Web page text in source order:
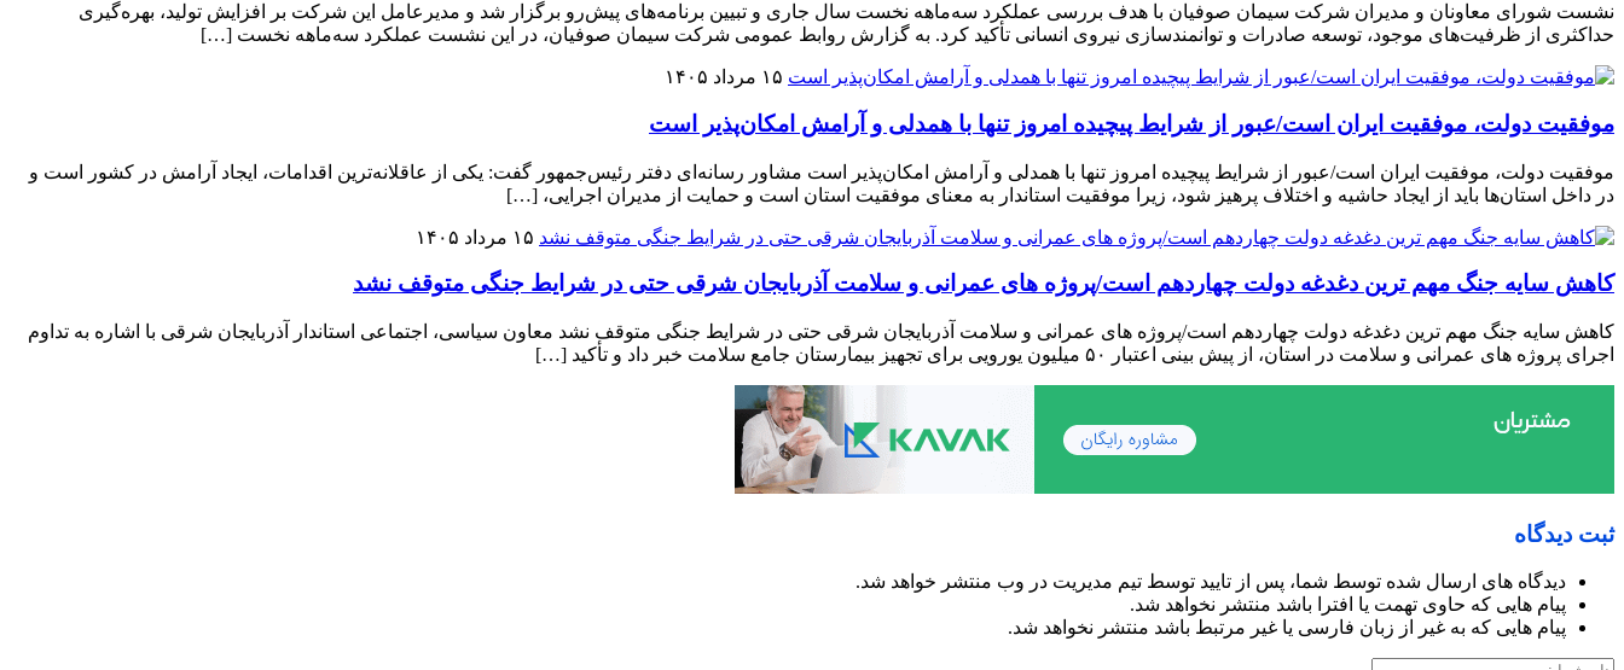
نشست شورای معاونان و مدیران شرکت سیمان صوفیان با هدف بررسی عملکرد سه‌ماهه نخست سال جاری و تبیین برنامه‌های پیش‌رو برگزار شد و مدیرعامل این شرکت بر افزایش تولید، بهره‌گیری
حداکثری از ظرفیت‌های موجود، توسعه صادرات و توانمندسازی نیروی انسانی تأکید کرد. به گزارش روابط عمومی شرکت سیمان صوفیان، در این نشست عملکرد سه‌ماهه نخست […]
۱۵ مرداد ۱۴۰۵
موفقیت دولت، موفقیت ایران است/عبور از شرایط پیچیده امروز تنها با همدلی و آرامش امکان‌پذیر است
موفقیت دولت، موفقیت ایران است/عبور از شرایط پیچیده امروز تنها با همدلی و آرامش امکان‌پذیر است مشاور رسانه‌ای دفتر رئیس‌جمهور گفت: یکی از عاقلانه‌ترین اقدامات، ایجاد آرامش در کشور است و
در داخل استان‌ها باید از ایجاد حاشیه و اختلاف پرهیز شود، زیرا موفقیت استاندار به معنای موفقیت استان است و حمایت از مدیران اجرایی، […]
۱۵ مرداد ۱۴۰۵
کاهش سایه جنگ مهم ‌ترین دغدغه دولت چهاردهم است/پروژه ‌های عمرانی و سلامت آذربایجان شرقی حتی در شرایط جنگی متوقف نشد
کاهش سایه جنگ مهم ‌ترین دغدغه دولت چهاردهم است/پروژه ‌های عمرانی و سلامت آذربایجان شرقی حتی در شرایط جنگی متوقف نشد معاون سیاسی، اجتماعی استاندار آذربایجان شرقی با اشاره به تداوم
اجرای پروژه ‌های عمرانی و سلامت در استان، از پیش ‌بینی اعتبار ۵۰ میلیون یورویی برای تجهیز بیمارستان جامع سلامت خبر داد و تأکید […]
ثبت دیدگاه
دیدگاه های ارسال شده توسط شما، پس از تایید توسط تیم مدیریت در وب منتشر خواهد شد.
پیام هایی که حاوی تهمت یا افترا باشد منتشر نخواهد شد.
پیام هایی که به غیر از زبان فارسی یا غیر مرتبط باشد منتشر نخواهد شد.